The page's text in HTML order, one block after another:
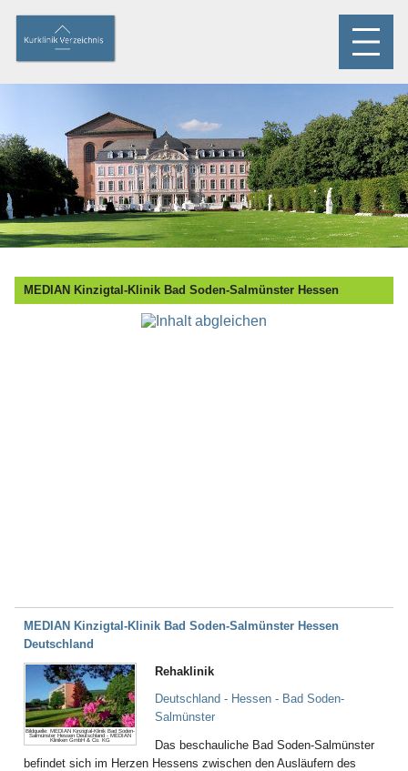
MEDIAN Kinzigtal-Klinik Bad Soden-Salmünster Hessen
MEDIAN Kinzigtal-Klinik Bad Soden-Salmünster Hessen
Deutschland
Bildquelle: MEDIAN Kinzigtal-Klinik Bad Soden-
Salmünster Hessen Deutschland - MEDIAN
Kliniken GmbH & Co. KG
Rehaklinik
Deutschland - Hessen - Bad Soden-
Salmünster
Das beschauliche Bad Soden-Salmünster
befindet sich im Herzen Hessens zwischen den Ausläufern des